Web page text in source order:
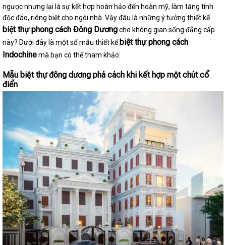
ngược nhưng lại là sự kết hợp hoàn hảo đến hoàn mỹ, làm tăng tính
độc đáo, riêng biệt cho ngôi nhà. Vậy đâu là những ý tưởng thiết kế
biệt thự phong cách Đông Dươngcho không gian sống đẳng cấp
này? Dưới đây là một số mẫu thiết kếbiệt thự phong cách
Indochinemà bạn có thể tham khảo:
Mẫu biệt thự đông dương phá cách khi kết hợp một chút cổ
điển